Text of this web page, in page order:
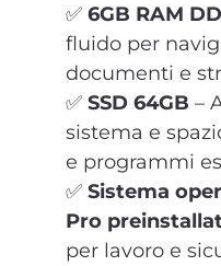
✅ 6GB RAM
fluido per
documenti e
✅ SSD 64GB –
sistema e
e programmi
✅ Sistema
Pro
per lavoro e